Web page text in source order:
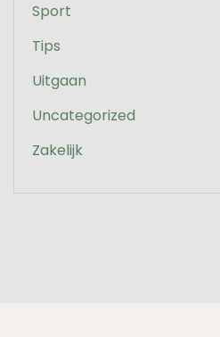
Sport
Tips
Uitgaan
Uncategorized
Zakelijk